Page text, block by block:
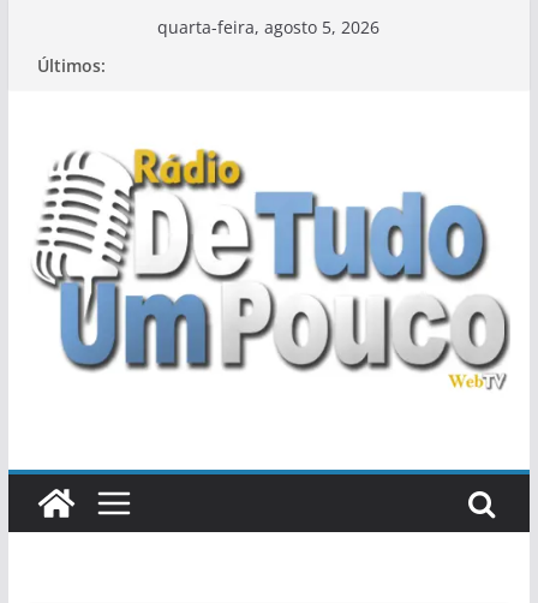
quarta-feira, agosto 5, 2026
Últimos: